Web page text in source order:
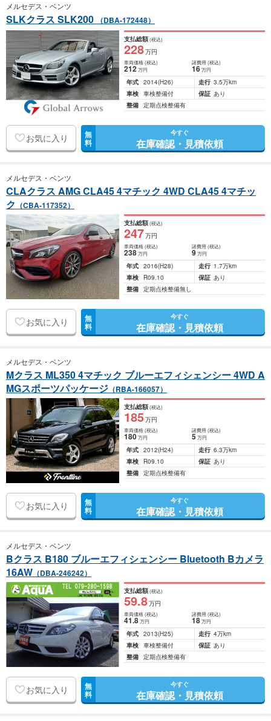
メルセデス・ベンツ
SLKクラス SLK200 （DBA-172448）
支払総額(税込)
228万円
車両価格(税込)
212万円
諸費用 (税込)
16 万円
年式 2014(H26) 走行 3.5万km
車検 車検整備付 保証 あり
整備 定期点検整備有
お気に入り 無
料
今すぐ
在庫確認・見積依頼
メルセデス・ベンツ
CLAクラス AMG CLA45 4マチック 4WD CLA45 4マチッ
ク （CBA-117352）
支払総額(税込)
247万円
車両価格(税込)
238万円
諸費用 (税込)
9 万円
年式 2016(H28) 走行 1.7万km
車検
R09.10 保証 あり
整備 定期点検整備無し
お気に入り 無
料
今すぐ
在庫確認・見積依頼
メルセデス・ベンツ
Mクラス ML350 4マチック ブルーエフィシェンシー 4WD A
MGスポーツパッケージ （RBA-166057）
支払総額(税込)
185万円
車両価格(税込)
180万円
諸費用 (税込)
5 万円
年式 2012(H24) 走行 6.3万km
車検
R09.10 保証 あり
整備 定期点検整備有
お気に入り 無
料
今すぐ
在庫確認・見積依頼
メルセデス・ベンツ
Bクラス B180 ブルーエフィシェンシー Bluetooth Bカメラ
16AW （DBA-246242）
支払総額(税込)
59.8万円
車両価格(税込)
41.8万円
諸費用 (税込)
18 万円
年式 2013(H25) 走行 4万km
車検 車検整備付 保証 あり
整備 定期点検整備有
お気に入り 無
料
今すぐ
在庫確認・見積依頼